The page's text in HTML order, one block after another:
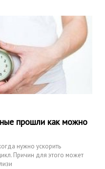
прошли как можно
нужно ускорить
Причин для этого может